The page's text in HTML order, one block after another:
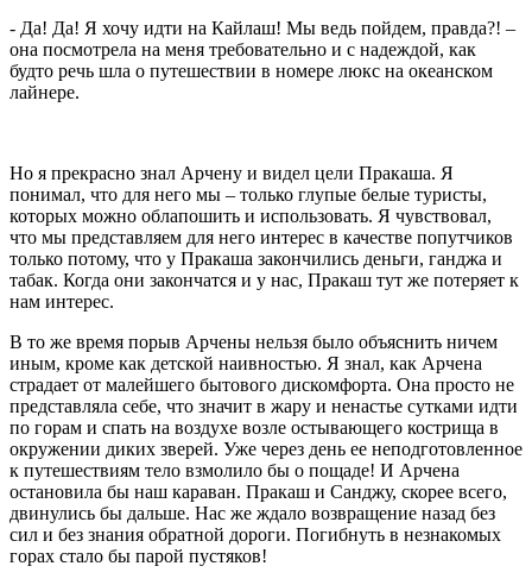
- Да! Да! Я хочу идти на Кайлаш! Мы ведь пойдем, правда?! –
она посмотрела на меня требовательно и с надеждой, как
будто речь шла о путешествии в номере люкс на океанском
лайнере.
Но я прекрасно знал Арчену и видел цели Пракаша. Я
понимал, что для него мы – только глупые белые туристы,
которых можно облапошить и использовать. Я чувствовал,
что мы представляем для него интерес в качестве попутчиков
только потому, что у Пракаша закончились деньги, ганджа и
табак. Когда они закончатся и у нас, Пракаш тут же потеряет к
нам интерес.
В то же время порыв Арчены нельзя было объяснить ничем
иным, кроме как детской наивностью. Я знал, как Арчена
страдает от малейшего бытового дискомфорта. Она просто не
представляла себе, что значит в жару и ненастье сутками идти
по горам и спать на воздухе возле остывающего кострища в
окружении диких зверей. Уже через день ее неподготовленное
к путешествиям тело взмолило бы о пощаде! И Арчена
остановила бы наш караван. Пракаш и Санджу, скорее всего,
двинулись бы дальше. Нас же ждало возвращение назад без
сил и без знания обратной дороги. Погибнуть в незнакомых
горах стало бы парой пустяков!